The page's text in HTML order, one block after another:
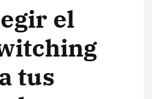
el
tus